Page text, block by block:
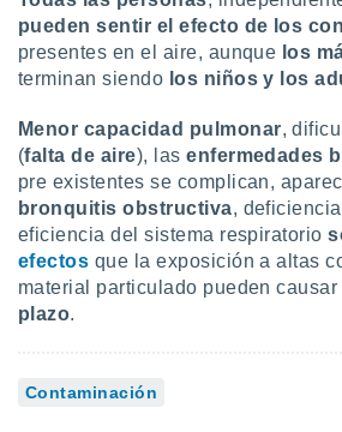
e
publicidad
publicidad
de
pueden sentir el efecto de los
presentes en el aire, aunque los
terminan siendo los niños y los
Menor capacidad pulmonar,
(falta de aire), lasenfermedades
pre existentes se complican,
bronquitis obstructiva,
eficiencia del sistema respiratorio
efectos que la exposición a altas
material particulado pueden causar
plazo.
Contaminación